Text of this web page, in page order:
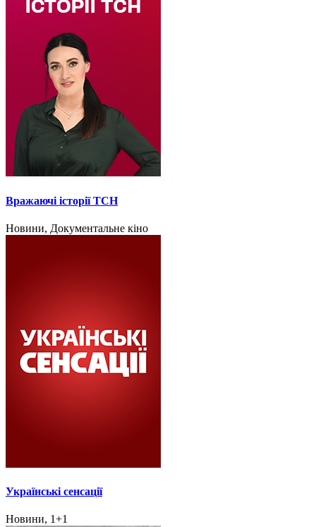
Вражаючі історії ТСН
Новини, Документальне кіно
Українські сенсації
Новини, 1+1